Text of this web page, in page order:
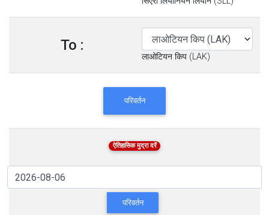
To :
लाओटियन किप (LAK)
परिवर्तन
ऐतिहासिक मुद्रा दरें
परिवर्तन